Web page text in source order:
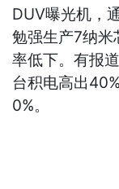
DUV曝光机，
勉强生产7纳米
率低下。有报
台积电高出
0%。